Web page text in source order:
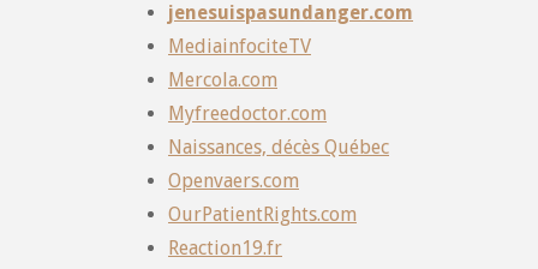
jenesuispasundanger.com
MediainfociteTV
Mercola.com
Myfreedoctor.com
Naissances, décès Québec
Openvaers.com
OurPatientRights.com
Reaction19.fr